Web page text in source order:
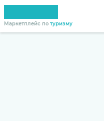
Маркетплейс по туризму